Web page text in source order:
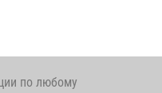
по любому